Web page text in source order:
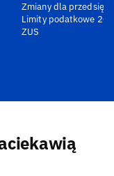
Zmiany dla
Limity podatkowe
ZUS